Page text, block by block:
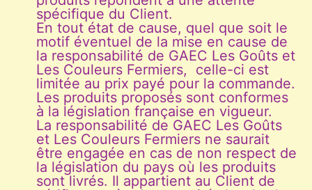
spécifique du Client.
En tout état de cause, quel que soit le
motif éventuel de la mise en cause de
la responsabilité de GAEC Les Goûts et
Les Couleurs Fermiers, celle-ci est
limitée au prix payé pour la commande.
Les produits proposés sont conformes
à la législation française en vigueur.
La responsabilité de GAEC Les Goûts
et Les Couleurs Fermiers ne saurait
être engagée en cas de non respect de
la législation du pays où les produits
sont livrés. Il appartient au Client de